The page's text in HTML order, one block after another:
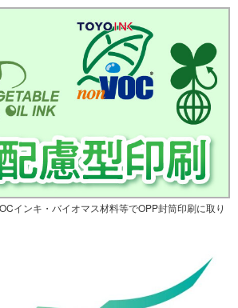
インキ・バイオマス材料等でOPP封筒印刷に取り